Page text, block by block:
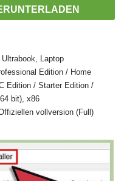
Laptop
Edition / Home
Edition / Starter Edition /
bit), x86
vollversion (Full)